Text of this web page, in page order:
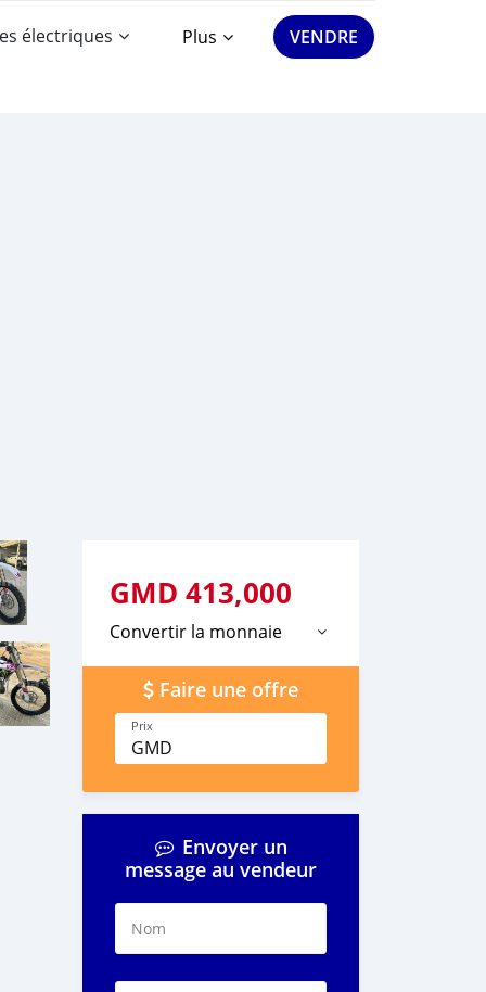
électriques Plus VENDRE
GMD 413,000
Convertir la monnaie
Faire une offre
Prix
GMD
Envoyer un
message au vendeur
Nom